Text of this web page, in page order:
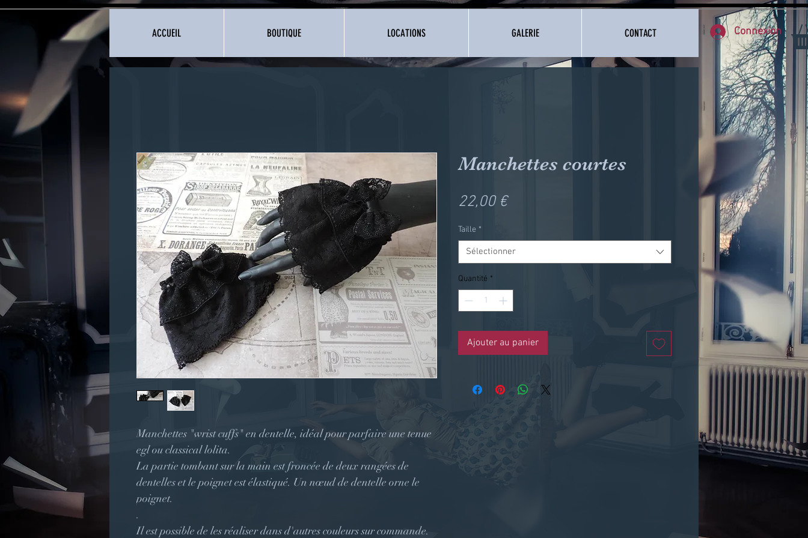
ACCUEIL BOUTIQUE LOCATIONS GALERIE CONTACT Connexion
Manchettes "wrist cuffs" en dentelle, idéal pour parfaire une tenue
egl ou classical lolita.
La partie tombant sur la main est froncée de deux rangées de
dentelles et le poignet est élastiqué. Un nœud de dentelle orne le
poignet.
.
Il est possible de les réaliser dans d'autres couleurs sur commande.
Manchettes courtes
22,00 €Prix
Taille *
Sélectionner
Quantité *
Ajouter au panier